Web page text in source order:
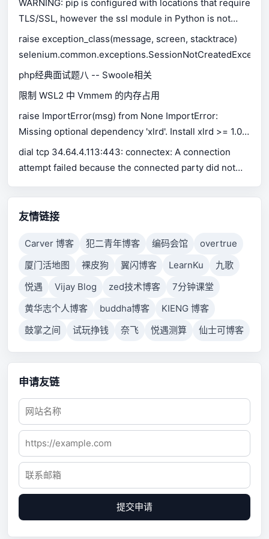
WARNING: pip is configured with locations that require
TLS/SSL, however the ssl module in Python is not
available.
raise exception_class(message, screen, stacktrace)
php经典面试题八 -- Swoole相关
限制 WSL2 中 Vmmem 的内存占用
raise ImportError(msg) from None ImportError:
Missing optional dependency 'xlrd'. Install xlrd >= 1.0.0
for Excel support Use pip or conda to install xlrd.
dial tcp 34.64.4.113:443: connectex: A connection
attempt failed because the connected party did not
connection failed because connected host has failed
to respond.
友情链接
Carver 博客 犯二青年博客 编码会馆
overtrue
厦门活地图
裸皮狗 翼闪博客 LearnKu
九歌
悦遇
Vijay Blog zed技术博客
7分钟课堂
黄华志个人博客
buddha博客
KIENG 博客
鼓掌之间
试玩挣钱 奈飞 悦遇测算 仙士可博客
申请友链
提交申请